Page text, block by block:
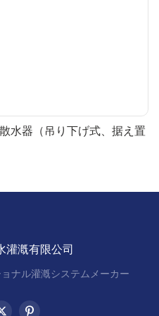
水器（吊り下げ式、据え置
灌漑有限公司
ナル灌漑システムメーカー